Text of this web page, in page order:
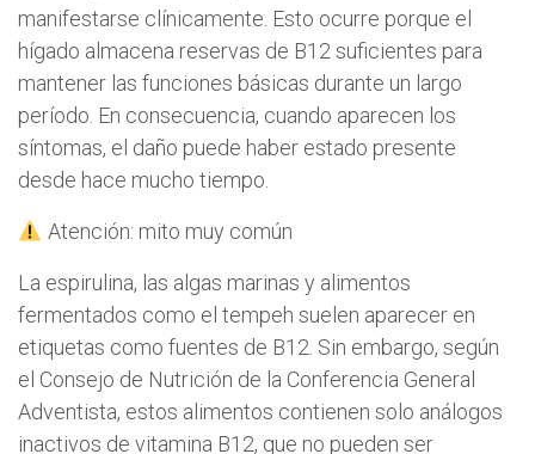
manifestarse clínicamente. Esto ocurre porque el
hígado almacena reservas de B12 suficientes para
mantener las funciones básicas durante un largo
período. En consecuencia, cuando aparecen los
síntomas, el daño puede haber estado presente
desde hace mucho tiempo.
Atención: mito muy común
La espirulina, las algas marinas y alimentos
fermentados como el tempeh suelen aparecer en
etiquetas como fuentes de B12. Sin embargo, según
el Consejo de Nutrición de la Conferencia General
Adventista, estos alimentos contienen solo análogos
inactivos de vitamina B12, que no pueden ser